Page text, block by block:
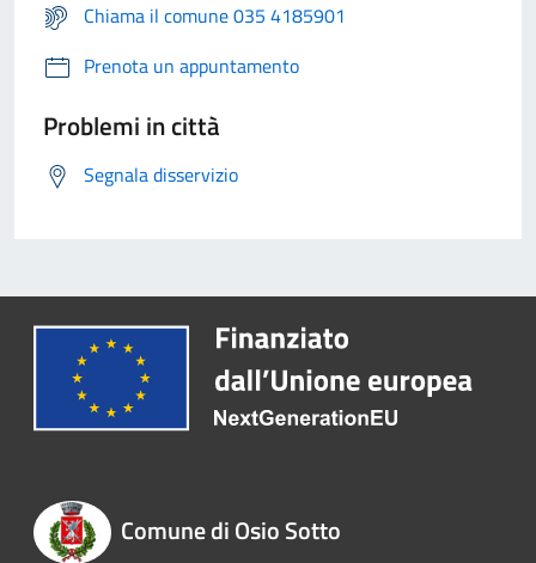
Chiama il comune 035 4185901
Prenota un appuntamento
Problemi in città
Segnala disservizio
Comune di Osio Sotto